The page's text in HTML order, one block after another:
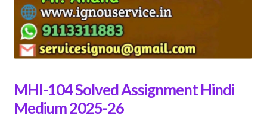
MHI-104 Solved Assignment Hindi
Medium 2025-26